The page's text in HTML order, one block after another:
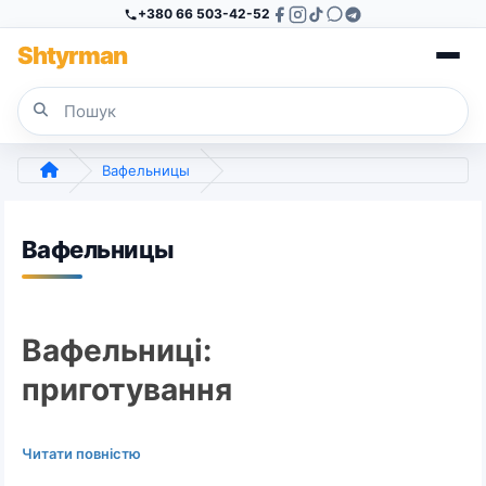
+380 66 503-42-52
Shtyrman
Вафельницы
Вафельницы
Вафельниці:
приготування
Читати повністю